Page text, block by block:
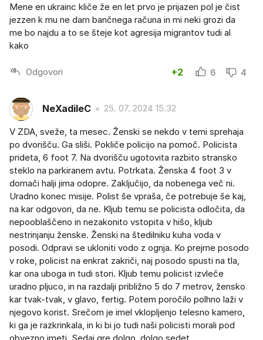
Mene en ukrainc kliče že en let prvo je prijazen pol je čist
jezzen k mu ne dam bančnega računa in mi neki grozi da
me bo najdu a to se šteje kot agresija migrantov tudi al
kako
Odgovori +2 6 4
NeXadileC 25. 07. 2024 15.32
V ZDA, sveže, ta mesec. Ženski se nekdo v temi sprehaja
po dvorišču. Ga sliši. Pokliče policijo na pomoč. Policista
prideta, 6 foot 7. Na dvorišču ugotovita razbito stransko
steklo na parkiranem avtu. Potrkata. Ženska 4 foot 3 v
domači halji jima odopre. Zaključijo, da nobenega več ni.
Uradno konec misije. Polist še vpraša, če potrebuje še kaj,
na kar odgovori, da ne. Kljub temu se policista odločita, da
nepooblaščeno in nezakonito vstopita v hišo, kljub
nestrinjanju ženske. Ženski na štedilniku kuha voda v
posodi. Odpravi se ukloniti vodo z ognja. Ko prejme posodo
v roke, policist na enkrat zakriči, naj posodo spusti na tla,
kar ona uboga in tudi stori. Kljub temu policist izvleče
uradno pljuco, in na razdalji približno 5 do 7 metrov, žensko
kar tvak-tvak, v glavo, fertig. Potem poročilo polhno laži v
njegovo korist. Srečom je imel vklopljenjo telesno kamero,
ki ga je razkrinkala, in ki bi jo tudi naši policisti morali pod